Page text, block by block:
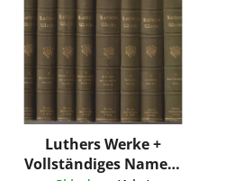
Luthers Werke +
Vollständiges Namen-